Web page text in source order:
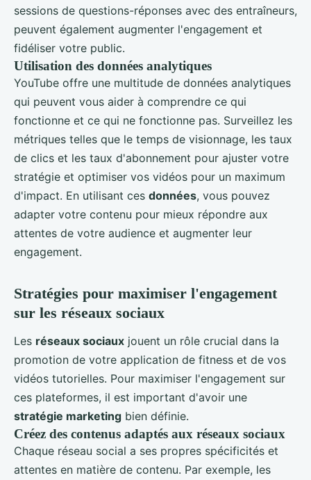
sessions de questions-réponses avec des entraîneurs,
peuvent également augmenter l'engagement et
fidéliser votre public.
Utilisation des données analytiques
YouTube offre une multitude de données analytiques
qui peuvent vous aider à comprendre ce qui
fonctionne et ce qui ne fonctionne pas. Surveillez les
métriques telles que le temps de visionnage, les taux
de clics et les taux d'abonnement pour ajuster votre
stratégie et optimiser vos vidéos pour un maximum
d'impact. En utilisant ces données, vous pouvez
adapter votre contenu pour mieux répondre aux
attentes de votre audience et augmenter leur
engagement.
Stratégies pour maximiser l'engagement
sur les réseaux sociaux
Les réseaux sociaux jouent un rôle crucial dans la
promotion de votre application de fitness et de vos
vidéos tutorielles. Pour maximiser l'engagement sur
ces plateformes, il est important d'avoir une
stratégie marketing bien définie.
Créez des contenus adaptés aux réseaux sociaux
Chaque réseau social a ses propres spécificités et
attentes en matière de contenu. Par exemple, les